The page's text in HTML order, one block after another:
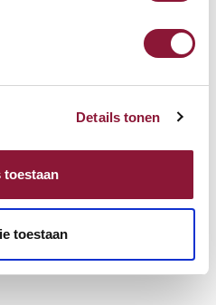
Details tonen
toestaan
toestaan
Maak je werkplek compleet